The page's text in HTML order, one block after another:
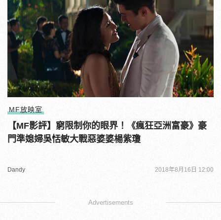
MF放映室
【MF影評】窮限制你的眼界！《瘋狂亞洲富豪》豪
門準媳婦吳恬敏大戰惡婆婆楊紫瓊
Dandy 2018年8月16日 12:00
Advertisements